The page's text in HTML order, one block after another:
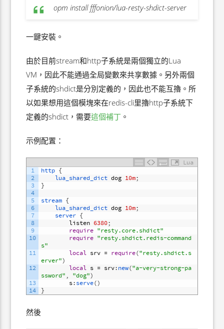
opm install fffonion/lua-resty-shdict-server
一鍵安裝。
由於目前stream和http子系統是兩個獨立的Lua
VM，因此不能通過全局變數來共享數據。另外兩個
子系統的shdict是分別定義的，因此也不能互擼。所
以如果想用這個模塊來在redis-cli里擼http子系統下
定義的shdict，需要這個補丁 。
示例配置：
Lua
1
2
3
4
5
6
7
8
9
10
11
12
13
14
http {
lua_shared_dict dog 10m;
}
stream {
lua_shared_dict dog 10m;
server {
listen 6380;
require "resty.core.shdict"
require "resty.shdict.redis-command
s"
local srv = require("resty.shdict.s
erver")
local s = srv:new("a-very-strong-pa
ssword", "dog")
s:serve()
}
然後